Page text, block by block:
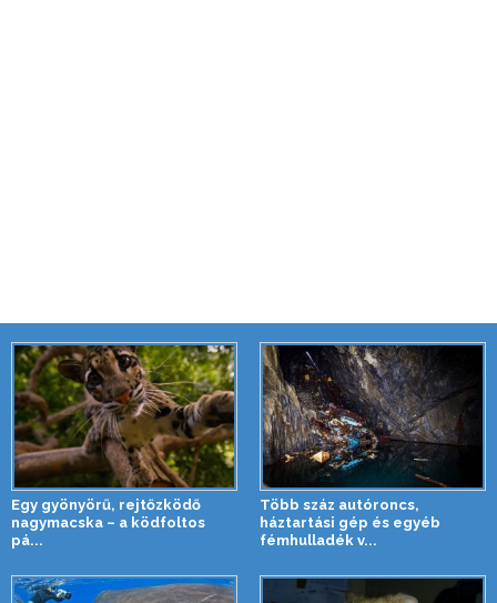
Egy gyönyörű, rejtőzködő
nagymacska – a ködfoltos
pá...
Több száz autóroncs,
háztartási gép és egyéb
fémhulladék v...